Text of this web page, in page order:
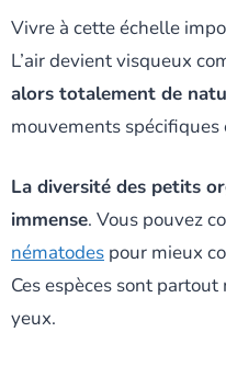
Vivre à cette échelle
L’air devient visqueux
alors totalement de
mouvements
La diversité des petits
immense. Vous pouvez
nématodes pour mieux
Ces espèces sont
yeux.